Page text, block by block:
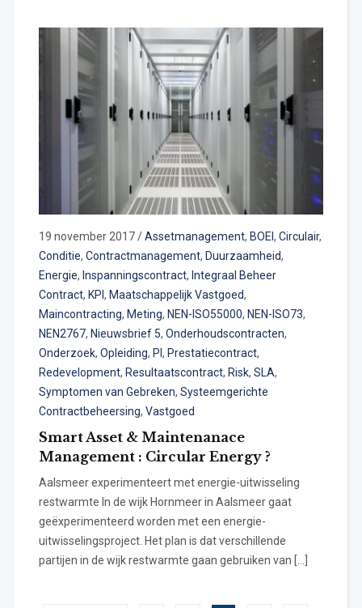
19 november 2017/Assetmanagement, BOEI , Circulair,
Conditie, Contractmanagement, Duurzaamheid,
Energie, Inspanningscontract, Integraal Beheer
Contract, KPI , Maatschappelijk Vastgoed,
Maincontracting, Meting, NEN-ISO55000, NEN-ISO73,
NEN2767, Nieuwsbrief 5, Onderhoudscontracten,
Onderzoek, Opleiding, PI , Prestatiecontract,
Redevelopment, Resultaatscontract, Risk, SLA,
Symptomen van Gebreken, Systeemgerichte
Contractbeheersing, Vastgoed
Smart Asset & Maintenanace
Management : Circular Energy ?
Aalsmeer experimenteert met energie-uitwisseling
restwarmte In de wijk Hornmeer in Aalsmeer gaat
geëxperimenteerd worden met een energie-
uitwisselingsproject. Het plan is dat verschillende
partijen in de wijk restwarmte gaan gebruiken van […]